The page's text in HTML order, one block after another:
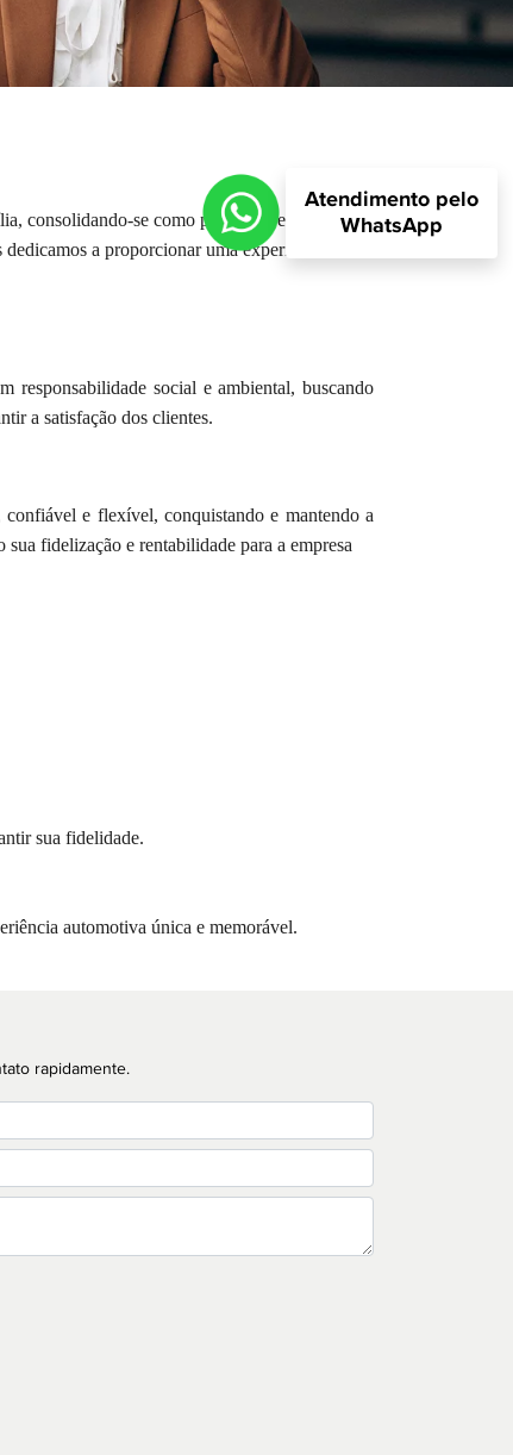
consolidando-se como parte das renomadas
a proporcionar uma experiência
responsabilidade social e ambiental, buscando
a satisfação dos clientes.
e flexível, conquistando e mantendo a
fidelização e rentabilidade para a empresa
sua fidelidade.
automotiva única e memorável.
rapidamente.
Atendimento pelo
WhatsApp